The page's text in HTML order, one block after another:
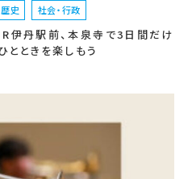
歴史 社会・行政
伊丹駅前、本泉寺で3日間だけ
ときを楽しもう